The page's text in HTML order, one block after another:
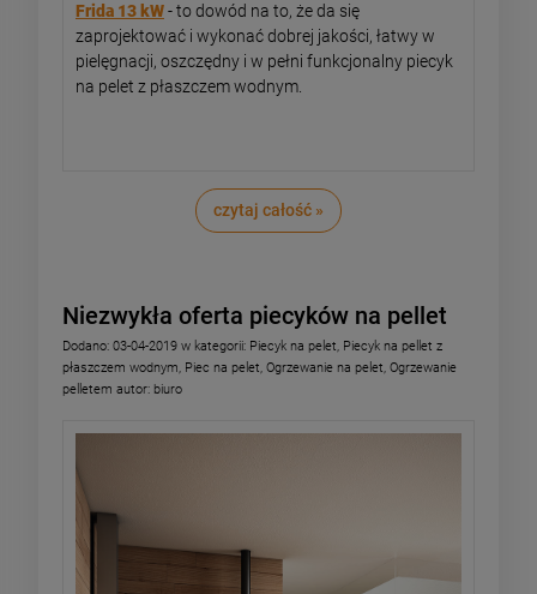
Frida 13 kW- to dowód na to, że da się
zaprojektować i wykonać dobrej jakości, łatwy w
pielęgnacji, oszczędny i w pełni funkcjonalny piecyk
na pelet z płaszczem wodnym.
czytaj całość »
Niezwykła oferta piecyków na pellet
Dodano: 03-04-2019 w kategorii: Piecyk na pelet, Piecyk na pellet z
płaszczem wodnym, Piec na pelet, Ogrzewanie na pelet, Ogrzewanie
pelletem autor: biuro